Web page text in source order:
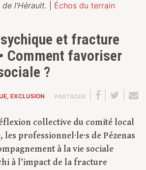
l’Hérault.
Échos du terrain
et fracture
Comment favoriser
?
, EXCLUSION PARTAGER
collective du comité local
les profes­sionnel·le·s de Pézenas
à la vie sociale
à l’impact de la fracture